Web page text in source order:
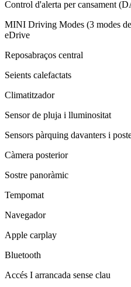
Control d'alerta per cansament
MINI Driving Modes (3 modes
eDrive
Reposabraços central
Seients calefactats
Climatitzador
Sensor de pluja i lluminositat
Sensors pàrquing davanters i
Càmera posterior
Sostre panoràmic
Tempomat
Navegador
Apple carplay
Bluetooth
Accés I arrancada sense clau